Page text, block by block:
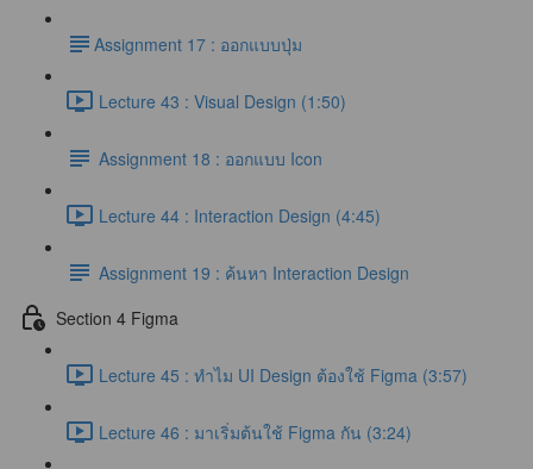
​Assignment 17 : ออกแบบปุ่ม
Lecture 43 : Visual Design (1:50)
Assignment 18 : ออกแบบ Icon
Lecture 44 : Interaction Design (4:45)
Assignment 19 : ค้นหา Interaction Design
Section 4 Figma
Lecture 45 : ทำไม UI Design ต้องใช้ Figma (3:57)
Lecture 46 : มาเริ่มต้นใช้ Figma กัน (3:24)